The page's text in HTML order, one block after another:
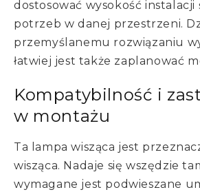
dostosować wysokość
potrzeb w danej przestrzeni.
przemyślanemu rozwiązaniu
łatwiej jest także zaplanować
Kompatybilność i
w montażu
Ta lampa wisząca jest
wisząca. Nadaje się wszędzie
wymagane jest podwieszane